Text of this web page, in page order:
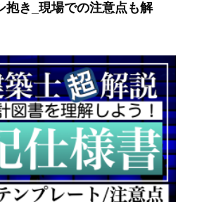
抱き_現場での注意点も解